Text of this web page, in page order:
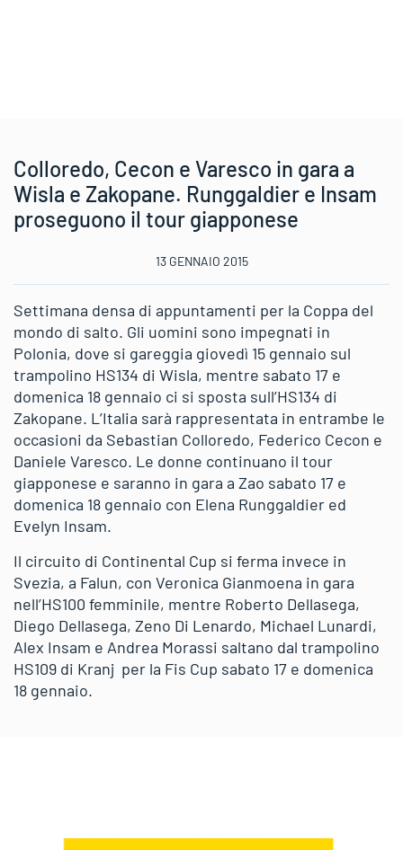
Colloredo, Cecon e Varesco in gara a
Wisla e Zakopane. Runggaldier e Insam
proseguono il tour giapponese
13 GENNAIO 2015
Settimana densa di appuntamenti per la Coppa del
mondo di salto. Gli uomini sono impegnati in
Polonia, dove si gareggia giovedì 15 gennaio sul
trampolino HS134 di Wisla, mentre sabato 17 e
domenica 18 gennaio ci si sposta sull’HS134 di
Zakopane. L’Italia sarà rappresentata in entrambe le
occasioni da Sebastian Colloredo, Federico Cecon e
Daniele Varesco. Le donne continuano il tour
giapponese e saranno in gara a Zao sabato 17 e
domenica 18 gennaio con Elena Runggaldier ed
Evelyn Insam.
Il circuito di Continental Cup si ferma invece in
Svezia, a Falun, con Veronica Gianmoena in gara
nell’HS100 femminile, mentre Roberto Dellasega,
Diego Dellasega, Zeno Di Lenardo, Michael Lunardi,
Alex Insam e Andrea Morassi saltano dal trampolino
HS109 di Kranj per la Fis Cup sabato 17 e domenica
18 gennaio.